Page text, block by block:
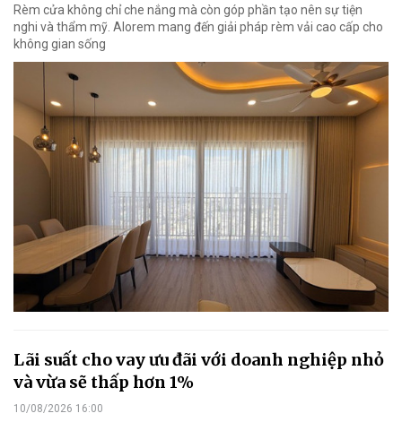
Rèm cửa không chỉ che nắng mà còn góp phần tạo nên sự tiện
nghi và thẩm mỹ. Alorem mang đến giải pháp rèm vải cao cấp cho
không gian sống
Lãi suất cho vay ưu đãi với doanh nghiệp nhỏ
và vừa sẽ thấp hơn 1%
10/08/2026 16:00